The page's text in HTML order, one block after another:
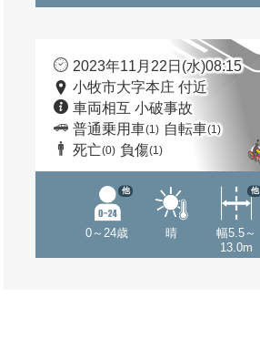
2023年11月22日(水)08:15
小牧市大字本庄 付近
車両相互 小破事故
普通乗用車(1) 自転車(1)
死亡(0) 負傷(1)
0～24歳
他
晴
幅5.5～
13.0m
他